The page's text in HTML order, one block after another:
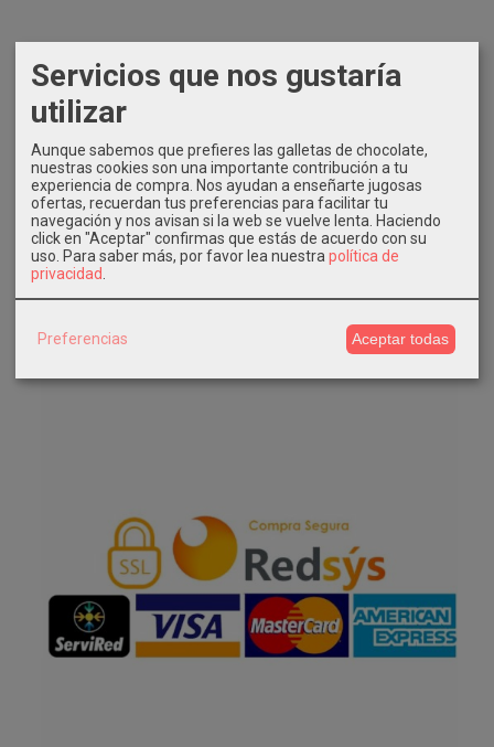
El carrito de la compra está vacío
REDES SOCIALES
Twitter
Instagram
Facebook
Servicios que nos gustaría
utilizar
Aunque sabemos que prefieres las galletas de chocolate,
nuestras cookies son una importante contribución a tu
experiencia de compra. Nos ayudan a enseñarte jugosas
ofertas, recuerdan tus preferencias para facilitar tu
navegación y nos avisan si la web se vuelve lenta. Haciendo
click en "Aceptar" confirmas que estás de acuerdo con su
uso. Para saber más, por favor lea nuestra política de
privacidad
Preferencias Aceptar todas